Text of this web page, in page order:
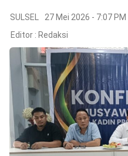
©
Copyright
2026
lensasulsel.com
All
Right
Reserved
SULSEL
27 Mei 2026 - 7:07 PM
Editor : Redaksi